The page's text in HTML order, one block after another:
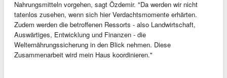
Nahrungsmitteln vorgehen, sagt Özdemir. "Da werden wir nicht
tatenlos zusehen, wenn sich hier Verdachtsmomente erhärten.
Zudem werden die betroffenen Ressorts - also Landwirtschaft,
Auswärtiges, Entwicklung und Finanzen - die
Welternährungssicherung in den Blick nehmen. Diese
Zusammenarbeit wird mein Haus koordinieren."